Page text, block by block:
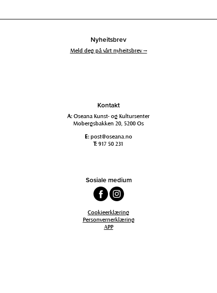
Nyheitsbrev
Meld deg på vårt nyheitsbrev →
Kontakt
A: Oseana Kunst- og Kultursenter
Mobergsbakken 20, 5200 Os
E: post@oseana.no
T: 917 50 231
Sosiale medium
Cookieerklæring
Personvernerklæring
APP